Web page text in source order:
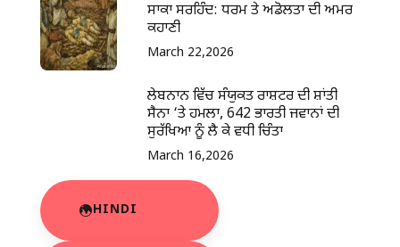
ਸਾਕਾ ਸਰਹਿੰਦ: ਧਰਮ ਤੇ ਅਡੋਲਤਾ ਦੀ ਅਮਰ
ਕਹਾਣੀ
March 22,2026
ਲੇਬਨਾਨ ਵਿੱਚ ਸੰਯੁਕਤ ਰਾਸ਼ਟਰ ਦੀ ਸ਼ਾਂਤੀ
ਸੈਨਾ ‘ਤੇ ਹਮਲਾ, 642 ਭਾਰਤੀ ਜਵਾਨਾਂ ਦੀ
ਸੁਰੱਖਿਆ ਨੂੰ ਲੈ ਕੇ ਵਧੀ ਚਿੰਤਾ
March 16,2026
HINDI